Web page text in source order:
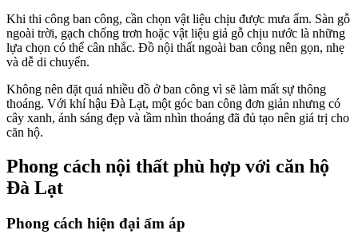
Khi thi công ban công, cần chọn vật liệu chịu được mưa ẩm. Sàn gỗ
ngoài trời, gạch chống trơn hoặc vật liệu giả gỗ chịu nước là những
lựa chọn có thể cân nhắc. Đồ nội thất ngoài ban công nên gọn, nhẹ
và dễ di chuyển.
Không nên đặt quá nhiều đồ ở ban công vì sẽ làm mất sự thông
thoáng. Với khí hậu Đà Lạt, một góc ban công đơn giản nhưng có
cây xanh, ánh sáng đẹp và tầm nhìn thoáng đã đủ tạo nên giá trị cho
căn hộ.
Phong cách nội thất phù hợp với căn hộ
Đà Lạt
Phong cách hiện đại ấm áp